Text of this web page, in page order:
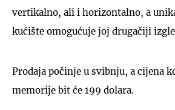
vertikalno, ali i horizontalno, a
kućište omogućuje joj drugačiji
Prodaja počinje u svibnju, a cijena
memorije bit će 199 dolara.